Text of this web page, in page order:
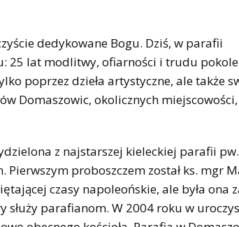
dedykowane Bogu. Dziś, w parafii
25 lat modlitwy, ofiarności i trudu
poprzez dzieła artystyczne, ale także
Domaszowic, okolicznych
z najstarszej kieleckiej parafii pw.
Pierwszym proboszczem został ks. mgr
czasy napoleońskie, ale była ona
parafianom. W 2004 roku w